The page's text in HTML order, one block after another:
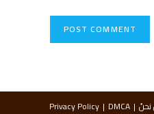
DMCA
Privacy Policy